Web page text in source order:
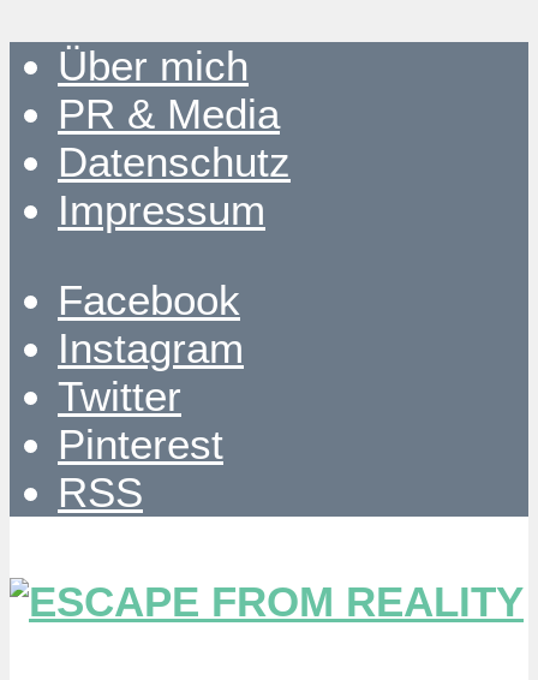
Über mich
PR & Media
Datenschutz
Impressum
Facebook
Instagram
Twitter
Pinterest
RSS